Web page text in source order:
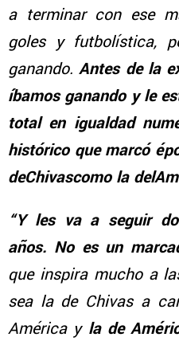
a terminar con ese
goles y futbolística,
ganando.Antes de la
íbamos ganando y le
total en igualdad
histórico que marcó
deChivascomo la
“Y les va a seguir
años. No es un
que inspira mucho a
sea la de Chivas a
América y la de